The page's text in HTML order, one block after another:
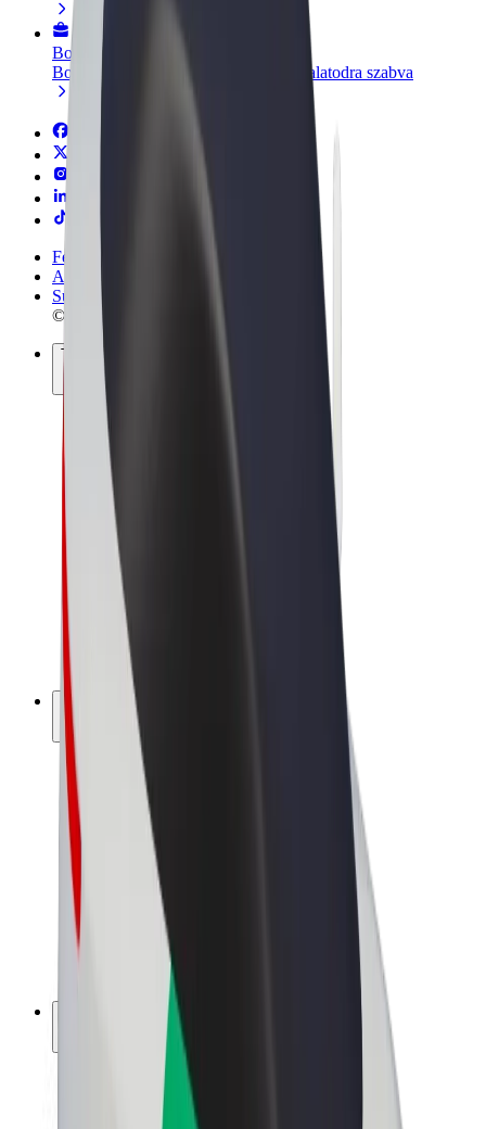
Bolt for Business
Bolt termékek és szolgáltatások a vállalatodra szabva
Felhasználási feltételek
Adatvédelem
Sütik
© 2026 Bolt Technology OÜ
Termékek
Utazás
Rollerek
Bolt Market
Bolt Food
Bolt Drive
Bolt cégeknek
E-kerékpárok
Bolt Plus
Keress a Bolttal
Sofőrök
Sofőr kereset
Futár kereset
Bolt Food kereskedők
Franchise-ok